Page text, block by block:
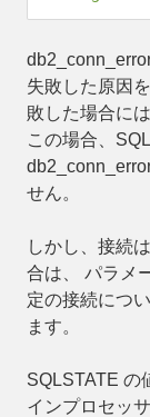
失敗した原因
敗した場合には
この場合、
せん。
しかし、接続
合は、 パラメ
定の接続につ
ます。
SQLSTATE の
インプロセッ